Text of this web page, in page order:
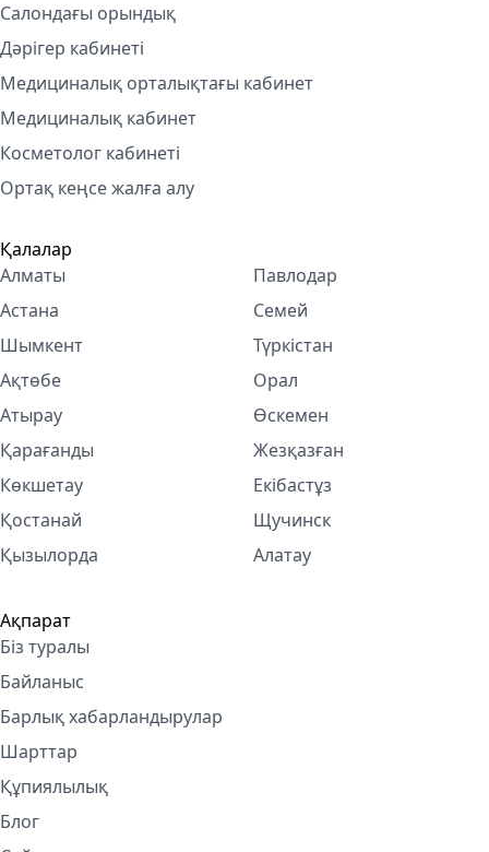
Салондағы орындық
Дәрігер кабинеті
Медициналық орталықтағы кабинет
Медициналық кабинет
Косметолог кабинетi
Ортақ кеңсе жалға алу
Қалалар
Алматы
Астана
Шымкент
Ақтөбе
Атырау
Қарағанды
Көкшетау
Қостанай
Қызылорда
Павлодар
Семей
Түркістан
Орал
Өскемен
Жезқазған
Екібастұз
Щучинск
Алатау
Ақпарат
Біз туралы
Байланыс
Барлық хабарландырулар
Шарттар
Құпиялылық
Блог